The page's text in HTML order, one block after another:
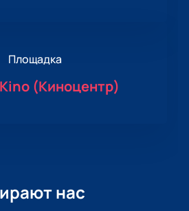
Площадка
(Киноцентр)
нас